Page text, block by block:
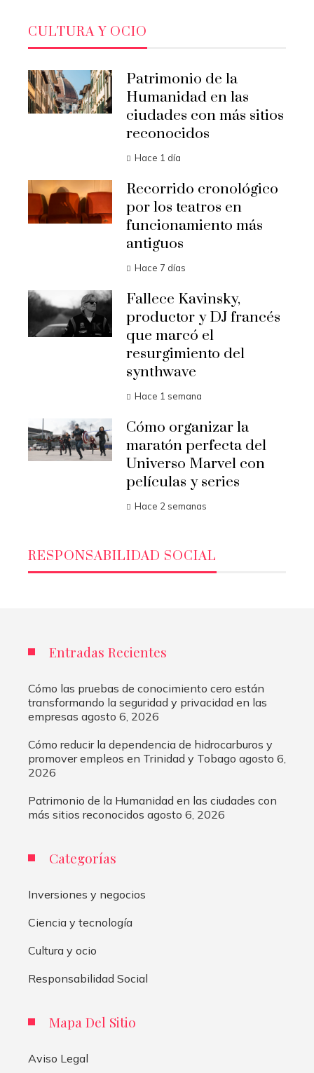
CULTURA Y OCIO
Patrimonio de la
Humanidad en las
ciudades con más sitios
reconocidos
Hace 1 día
Recorrido cronológico
por los teatros en
funcionamiento más
antiguos
Hace 7 días
Fallece Kavinsky,
productor y DJ francés
que marcó el
resurgimiento del
synthwave
Hace 1 semana
Cómo organizar la
maratón perfecta del
Universo Marvel con
películas y series
Hace 2 semanas
RESPONSABILIDAD SOCIAL
Entradas Recientes
Cómo las pruebas de conocimiento cero están
transformando la seguridad y privacidad en las
empresas agosto 6, 2026
Cómo reducir la dependencia de hidrocarburos y
promover empleos en Trinidad y Tobago agosto 6,
2026
Patrimonio de la Humanidad en las ciudades con
más sitios reconocidos agosto 6, 2026
Categorías
Inversiones y negocios
Ciencia y tecnología
Cultura y ocio
Responsabilidad Social
Mapa Del Sitio
Aviso Legal